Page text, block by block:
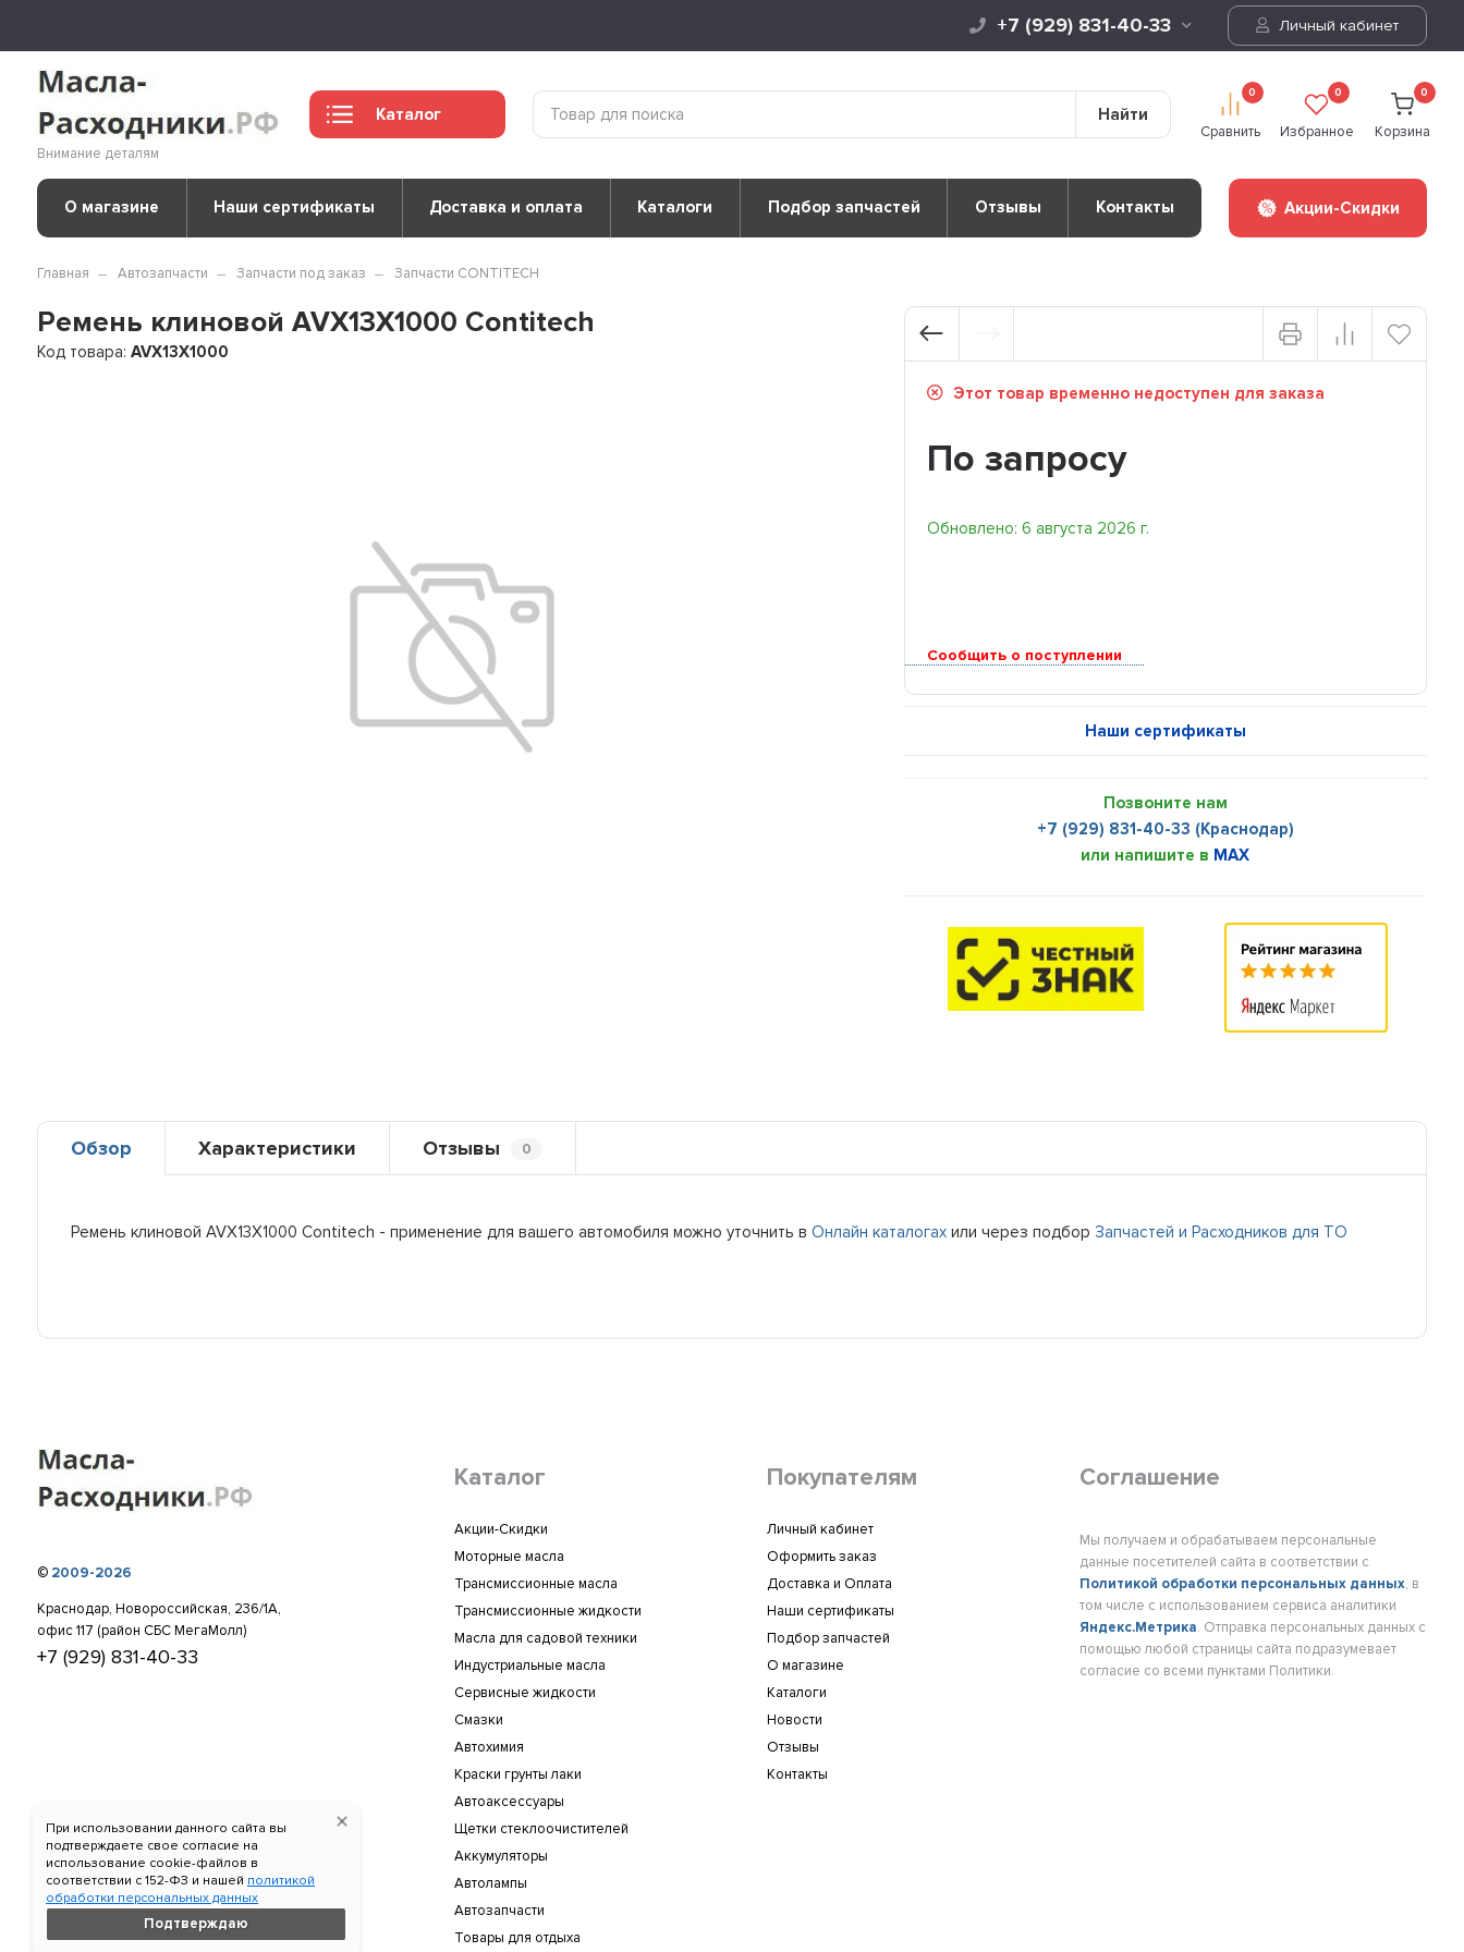
При использовании данного сайта вы
подтверждаете свое согласие на
использование cookie-файлов в
соответствии c 152-ФЗ и нашей политикой
обработки персональных данных
Подтверждаю
+7 (929) 831-40-33 Личный кабинет
Внимание деталям
Каталог Найти
0
Сравнить
0
Избранное
0
Корзина
О магазине Наши сертификаты Доставка и оплата Каталоги Подбор запчастей Отзывы Контакты Акции-Скидки
Главная Автозапчасти Запчасти под заказ Запчасти CONTITECH
Ремень клиновой AVX13X1000 Contitech
Код товара:AVX13X1000
Этот товар временно недоступен для заказа
По запросу
Обновлено: 6 августа 2026 г.
Сообщить о поступлении
Наши сертификаты
Позвоните нам
+7 (929) 831-40-33 (Краснодар)
или напишите в MAX
Обзор Характеристики Отзывы 0
Ремень клиновой AVX13X1000 Contitech - применение для вашего автомобиля можно уточнить вОнлайн каталогах или через подбор Запчастей и Расходников для ТО
© 2009-2026
Краснодар, Новороссийская, 236/1А,
офис 117 (район СБС МегаМолл)
+7 (929) 831-40-33
Каталог
Акции-Скидки
Моторные масла
Трансмиссионные масла
Трансмиссионные жидкости
Масла для садовой техники
Индустриальные масла
Сервисные жидкости
Смазки
Автохимия
Краски грунты лаки
Автоаксессуары
Щетки стеклоочистителей
Аккумуляторы
Автолампы
Автозапчасти
Товары для отдыха
Покупателям
Личный кабинет
Оформить заказ
Доставка и Оплата
Наши сертификаты
Подбор запчастей
О магазине
Каталоги
Новости
Отзывы
Контакты
Соглашение
Мы получаем и обрабатываем персональные
данные посетителей сайта в соответствии с
Политикой обработки персональных данных, в
том числе с использованием сервиса аналитики
Яндекс.Метрика. Отправка персональных данных с
помощью любой страницы сайта подразумевает
согласие со всеми пунктами Политики.